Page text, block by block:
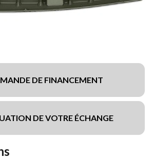
DE FINANCEMENT
DE VOTRE ÉCHANGE